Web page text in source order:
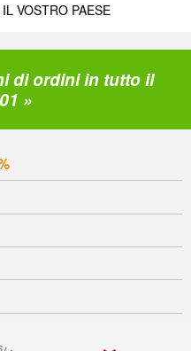
VOSTRO PAESE
di ordini in tutto il
»